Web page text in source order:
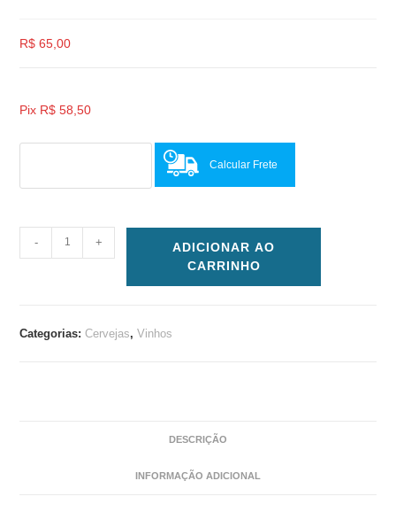
R$ 65,00
Pix R$ 58,50
Calcular Frete
- +
ADICIONAR AO
CARRINHO
Categorias:Cervejas,Vinhos
DESCRIÇÃO
INFORMAÇÃO ADICIONAL